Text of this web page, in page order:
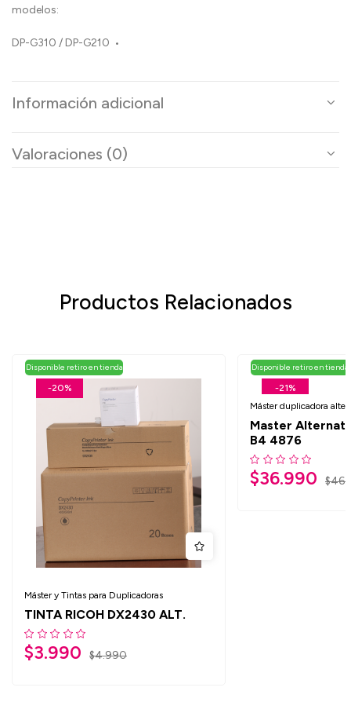
modelos:
DP-G310 / DP-G210 •
Información adicional
Valoraciones (0)
Productos Relacionados
-20%
Disponible retiro en tienda
Máster y Tintas para Duplicadoras
TINTA RICOH DX2430 ALT.
$4.990
$3.990
-21%
Disponible retiro en tienda
Máster duplicadora
Master
B4 4876
$
$36.990